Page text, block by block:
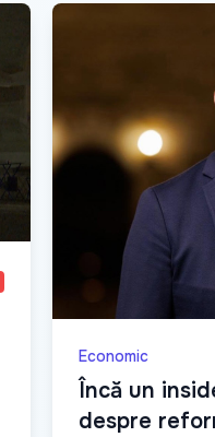
Economic
Încă un
despre